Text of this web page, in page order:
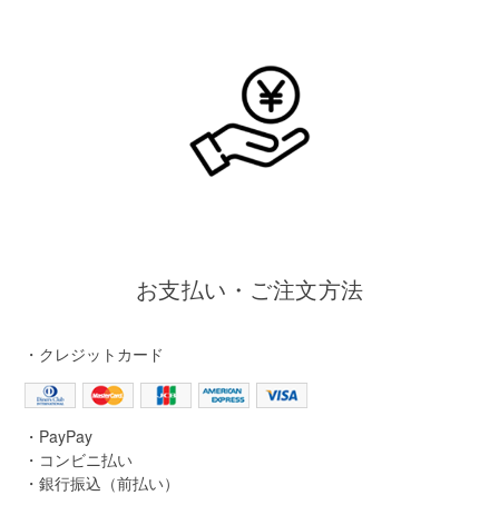
お支払い・ご注文方法
・クレジットカード
・PayPay
・コンビニ払い
・銀行振込（前払い）